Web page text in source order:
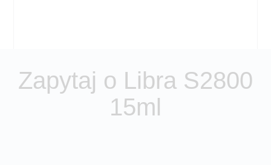
Zapytaj o Libra S2800
15ml